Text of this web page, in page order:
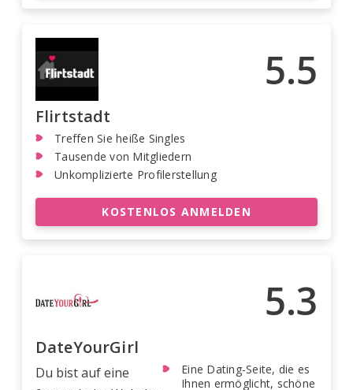
5.5
Flirtstadt
Treffen Sie heiße Singles
Tausende von Mitgliedern
Unkomplizierte Profilerstellung
KOSTENLOS ANMELDEN
5.3
DateYourGirl
Du bist auf eine
Eine Dating-Seite, die es
Ihnen ermöglicht, schöne